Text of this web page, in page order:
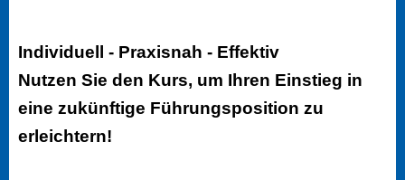
Individuell - Praxisnah - Effektiv
Nutzen Sie den Kurs, um Ihren Einstieg in
eine zukünftige Führungsposition zu
erleichtern!